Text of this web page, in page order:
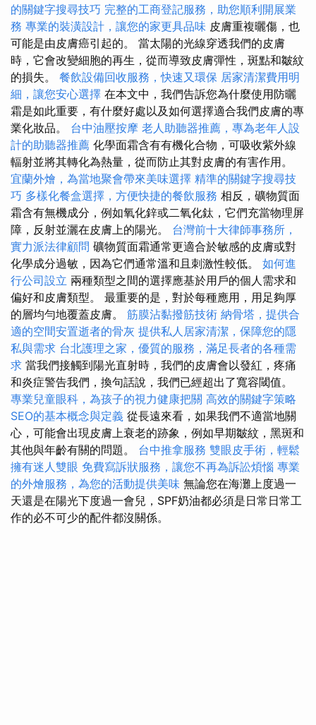
的關鍵字搜尋技巧 完整的工商登記服務，助您順利開展業
務 專業的裝潢設計，讓您的家更具品味 皮膚重複曬傷，也
可能是由皮膚癌引起的。 當太陽的光線穿透我們的皮膚
時，它會改變細胞的再生，從而導致皮膚彈性，斑點和皺紋
的損失。 餐飲設備回收服務，快速又環保 居家清潔費用明
細，讓您安心選擇 在本文中，我們告訴您為什麼使用防曬
霜是如此重要，有什麼好處以及如何選擇適合我們皮膚的專
業化妝品。 台中油壓按摩 老人助聽器推薦，專為老年人設
計的助聽器推薦 化學面霜含有有機化合物，可吸收紫外線
輻射並將其轉化為熱量，從而防止其對皮膚的有害作用。
宜蘭外燴，為當地聚會帶來美味選擇 精準的關鍵字搜尋技
巧 多樣化餐盒選擇，方便快捷的餐飲服務 相反，礦物質面
霜含有無機成分，例如氧化鋅或二氧化鈦，它們充當物理屏
障，反射並灑在皮膚上的陽光。 台灣前十大律師事務所，
實力派法律顧問 礦物質面霜通常更適合於敏感的皮膚或對
化學成分過敏，因為它們通常溫和且刺激性較低。 如何進
行公司設立 兩種類型之間的選擇應基於用戶的個人需求和
偏好和皮膚類型。 最重要的是，對於每種應用，用足夠厚
的層均勻地覆蓋皮膚。 筋膜沾黏撥筋技術 納骨塔，提供合
適的空間安置逝者的骨灰 提供私人居家清潔，保障您的隱
私與需求 台北護理之家，優質的服務，滿足長者的各種需
求 當我們接觸到陽光直射時，我們的皮膚會以發紅，疼痛
和炎症警告我們，換句話說，我們已經超出了寬容閾值。
專業兒童眼科，為孩子的視力健康把關 高效的關鍵字策略
SEO的基本概念與定義 從長遠來看，如果我們不適當地關
心，可能會出現皮膚上衰老的跡象，例如早期皺紋，黑斑和
其他與年齡有關的問題。 台中推拿服務 雙眼皮手術，輕鬆
擁有迷人雙眼 免費寫訴狀服務，讓您不再為訴訟煩惱 專業
的外燴服務，為您的活動提供美味 無論您在海灘上度過一
天還是在陽光下度過一會兒，SPF奶油都必須是日常日常工
作的必不可少的配件都沒關係。